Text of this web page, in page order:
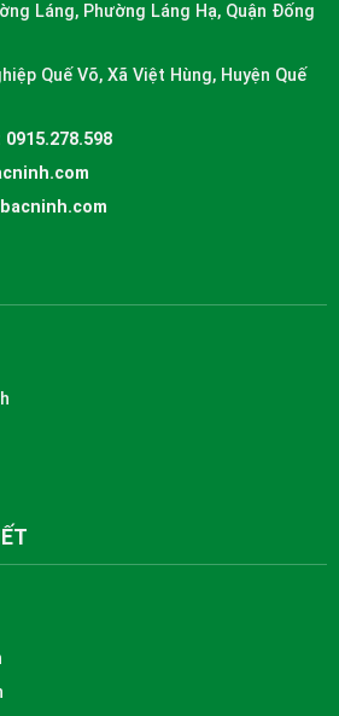
Láng, Phường Láng Hạ, Quận Đống
Quế Võ, Xã Việt Hùng, Huyện Quế
0915.278.598